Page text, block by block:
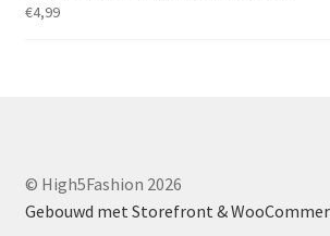
€4,99
© High5Fashion 2026
Gebouwd met Storefront &